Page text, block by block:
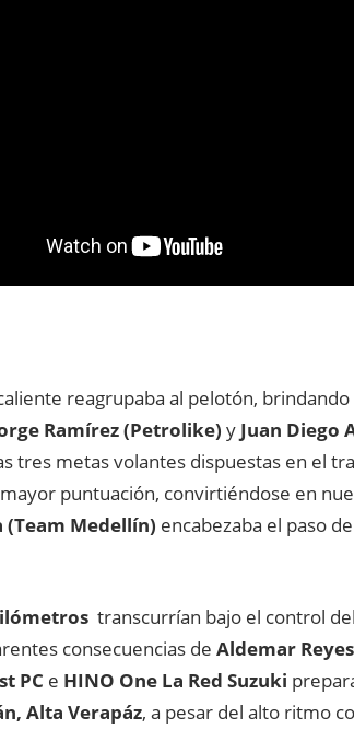
reagrupaba al pelotón,
Ramírez (Petrolike) y Juan Diego
tres metas volantes dispuestas en el
puntuación, convirtiéndose en
(Team Medellín) encabezaba el paso
transcurrían bajo el control del
consecuencias de Aldemar Reyes
PC e HINO One La Red Suzuki
Alta Verapáz, a pesar del alto ritmo